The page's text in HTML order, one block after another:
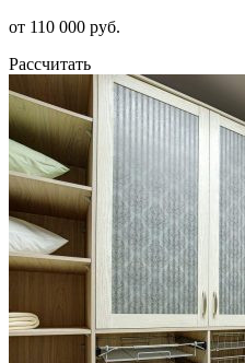
от 110 000 руб.
Рассчитать